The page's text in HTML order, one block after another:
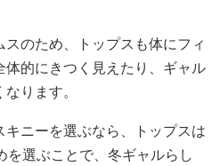
のため、トップスも体にフィ
的にきつく見えたり、ギャル
ります。
キニーを選ぶなら、トップスは
選ぶことで、冬ギャルらし